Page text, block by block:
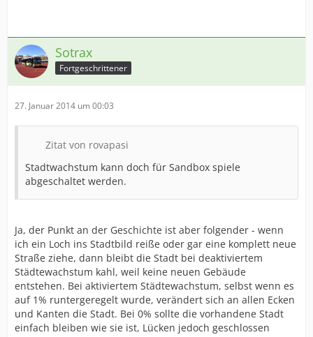
Sotrax
Fortgeschrittener
27. Januar 2014 um 00:03
Zitat von rovapasi
Stadtwachstum kann doch für Sandbox spiele
abgeschaltet werden.
Ja, der Punkt an der Geschichte ist aber folgender - wenn
ich ein Loch ins Stadtbild reiße oder gar eine komplett neue
Straße ziehe, dann bleibt die Stadt bei deaktiviertem
Städtewachstum kahl, weil keine neuen Gebäude
entstehen. Bei aktiviertem Städtewachstum, selbst wenn es
auf 1% runtergeregelt wurde, verändert sich an allen Ecken
und Kanten die Stadt. Bei 0% sollte die vorhandene Stadt
einfach bleiben wie sie ist, Lücken jedoch geschlossen